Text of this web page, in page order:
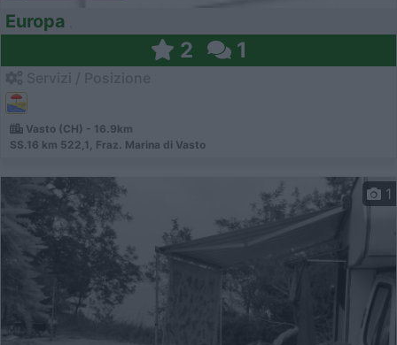
Europa
2 1
Vasto (CH) - 16.9km
SS.16 km 522,1, Fraz. Marina di Vasto
1